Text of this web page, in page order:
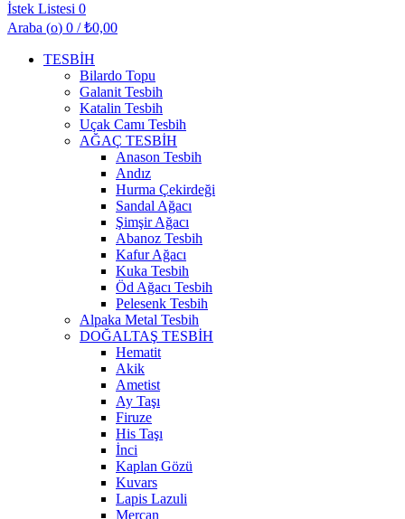
İstek Listesi 0
Araba (o) 0 / ₺0,00
TESBİH
Bilardo Topu
Galanit Tesbih
Katalin Tesbih
Uçak Camı Tesbih
AĞAÇ TESBİH
Anason Tesbih
Andız
Hurma Çekirdeği
Sandal Ağacı
Şimşir Ağacı
Abanoz Tesbih
Kafur Ağacı
Kuka Tesbih
Öd Ağacı Tesbih
Pelesenk Tesbih
Alpaka Metal Tesbih
DOĞALTAŞ TESBİH
Hematit
Akik
Ametist
Ay Taşı
Firuze
His Taşı
İnci
Kaplan Gözü
Kuvars
Lapis Lazuli
Mercan